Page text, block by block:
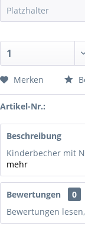
Merken
Artikel-Nr.:
Beschreibung
Kinderbecher mit
mehr
Bewertungen
0
Bewertungen